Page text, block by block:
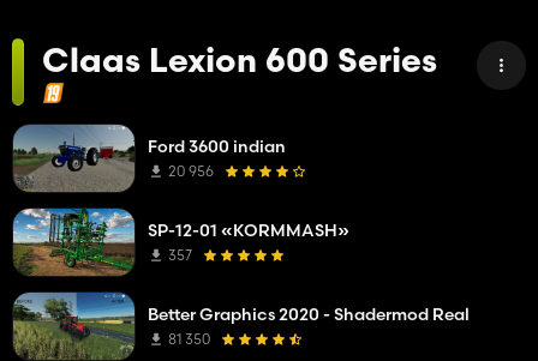
Claas Lexion 600 Series
Ford 3600 indian
20 956
SP-12-01 «KORMMASH»
357
Better Graphics 2020 - Shadermod Real
81 350